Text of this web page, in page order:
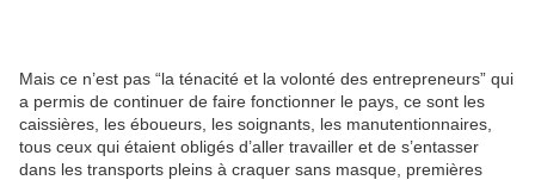
Mais ce n’est pas “la ténacité et la volonté des entrepreneurs” qui
a permis de continuer de faire fonctionner le pays, ce sont les
caissières, les éboueurs, les soignants, les manutentionnaires,
tous ceux qui étaient obligés d’aller travailler et de s’entasser
dans les transports pleins à craquer sans masque, premières